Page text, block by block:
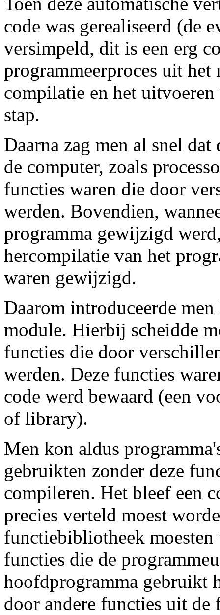
code was gerealiseerd (de
versimpeld, dit is een erg
programmeerproces uit het
compilatie en het
stap.
Daarna zag men al snel
de computer, zoals
functies waren die door
werden. Bovendien,
programma gewijzigd
hercompilatie van het
waren gewijzigd.
Daarom introduceerde
module. Hierbij scheidde
functies die door
werden. Deze functies
code werd bewaard (een
of library).
Men kon aldus
gebruikten zonder deze
compileren. Het bleef een
precies verteld moest
functiebibliotheek
functies die de
hoofdprogramma gebruikt
door andere functies uit